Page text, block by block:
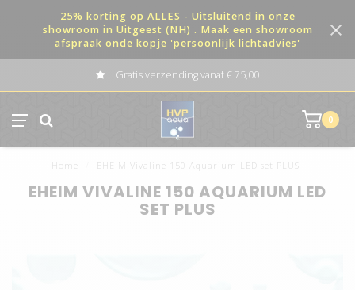
25% korting op ALLES - Uitsluitend in onze
showroom in Uitgeest (NH) . Maak een showroom
afspraak onde kopje 'persoonlijk lichtadvies'
Gratis verzending vanaf € 75,00
0
Home EHEIM Vivaline 150 Aquarium LED set PLUS
EHEIM VIVALINE 150 AQUARIUM LED
SET PLUS